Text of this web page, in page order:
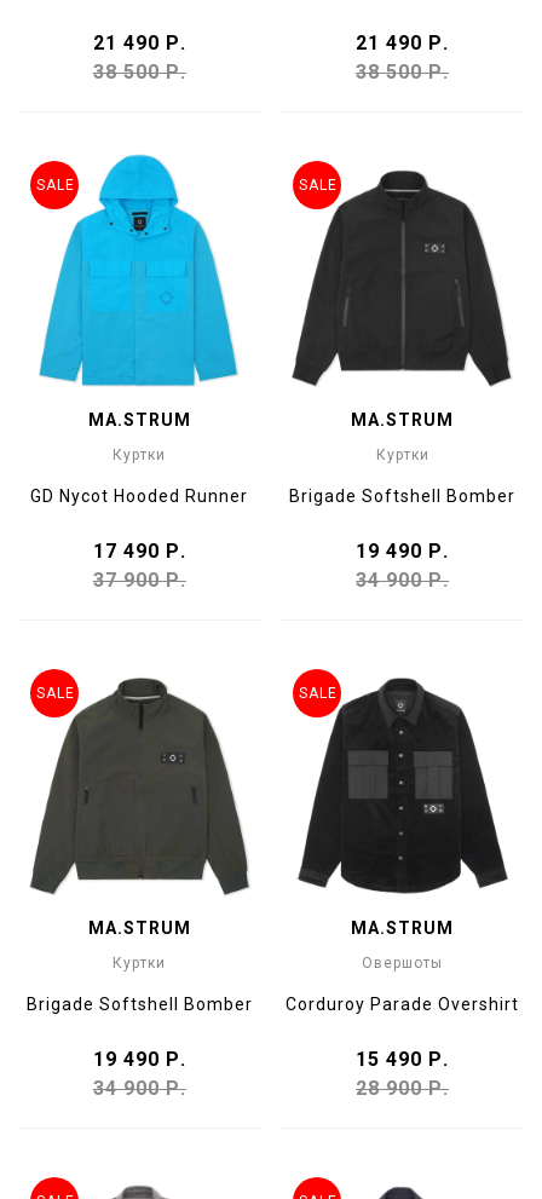
21 490 Р.
38 500 Р.
21 490 Р.
38 500 Р.
MA.STRUM
Куртки
GD Nycot Hooded Runner
17 490 Р.
37 900 Р.
SALE
MA.STRUM
Куртки
Brigade Softshell Bomber
19 490 Р.
34 900 Р.
SALE
MA.STRUM
Куртки
Brigade Softshell Bomber
19 490 Р.
34 900 Р.
SALE
MA.STRUM
Овершоты
Corduroy Parade Overshirt
15 490 Р.
28 900 Р.
SALE